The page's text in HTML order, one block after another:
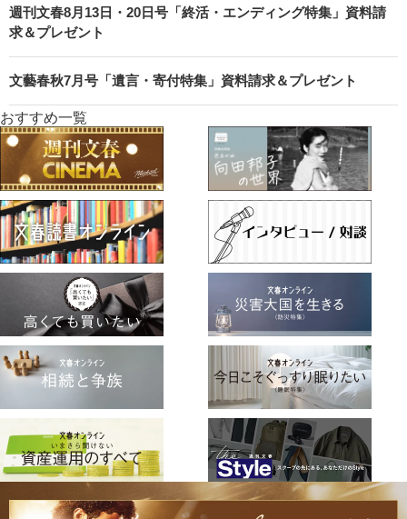
週刊文春8月13日・20日号「終活・エンディング特集」資料請
求＆プレゼント
文藝春秋7月号「遺言・寄付特集」資料請求＆プレゼント
おすすめ一覧